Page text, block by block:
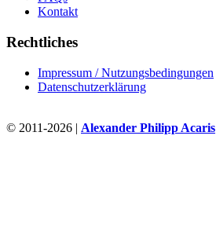
Kontakt
Rechtliches
Impressum / Nutzungsbedingungen
Datenschutzerklärung
© 2011-2026 | Alexander Philipp Acaris